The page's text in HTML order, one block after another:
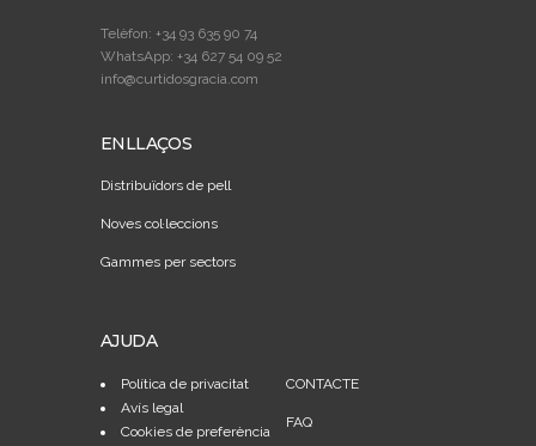
Telèfon: +34 93 635 90 74
WhatsApp: +34 627 54 09 52
info@curtidosgracia.com
ENLLAÇOS
Distribuïdors de pell
Noves col·leccions
Gammes per sectors
AJUDA
Política de privacitat
Avís legal
Cookies de preferència
CONTACTE
FAQ